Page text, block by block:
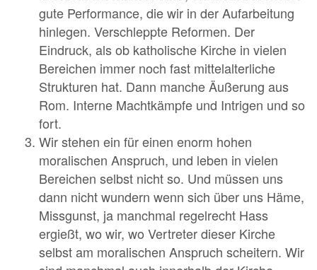
gute Performance, die wir in der Aufarbeitung
hinlegen. Verschleppte Reformen. Der
Eindruck, als ob katholische Kirche in vielen
Bereichen immer noch fast mittelalterliche
Strukturen hat. Dann manche Äußerung aus
Rom. Interne Machtkämpfe und Intrigen und so
fort.
Wir stehen ein für einen enorm hohen
moralischen Anspruch, und leben in vielen
Bereichen selbst nicht so. Und müssen uns
dann nicht wundern wenn sich über uns Häme,
Missgunst, ja manchmal regelrecht Hass
ergießt, wo wir, wo Vertreter dieser Kirche
selbst am moralischen Anspruch scheitern. Wir